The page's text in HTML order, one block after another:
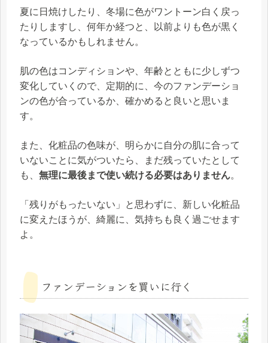
夏に日焼けしたり、冬場に色がワントーン白く戻っ
たりしますし、何年か経つと、以前よりも色が黒く
なっているかもしれません。
肌の色はコンディションや、年齢とともに少しずつ
変化していくので、定期的に、今のファンデーショ
ンの色が合っているか、確かめると良いと思いま
す。
また、化粧品の色味が、明らかに自分の肌に合って
いないことに気がついたら、まだ残っていたとして
も、 無理に最後まで使い続ける必要はありません。
「残りがもったいない」と思わずに、新しい化粧品
に変えたほうが、綺麗に、気持ちも良く過ごせます
よ。
ファンデーションを買いに行く